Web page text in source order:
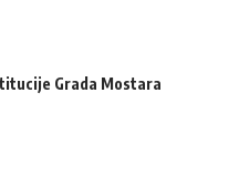
Grada Mostara